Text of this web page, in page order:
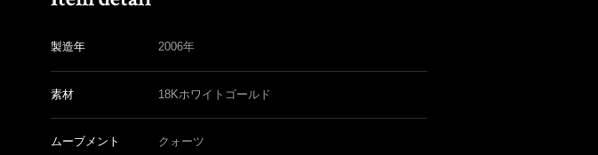
製造年 2006年
素材 18Kホワイトゴールド
ムーブメント クォーツ